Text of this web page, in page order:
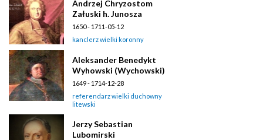
Andrzej Chryzostom
Załuski h. Junosza
1650 - 1711-05-12
kanclerz wielki koronny
Aleksander Benedykt
Wyhowski (Wychowski)
1649 - 1714-12-28
referendarz wielki duchowny
litewski
Jerzy Sebastian
Lubomirski